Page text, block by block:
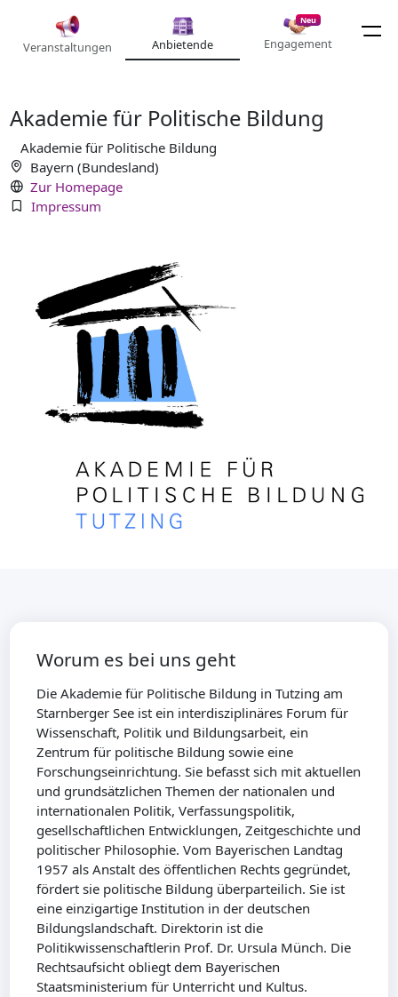
Veranstaltungen Anbietende
Neu
Engagement
Akademie für Politische Bildung
Akademie für Politische Bildung
Bayern (Bundesland)
Zur Homepage
Impressum
Worum es bei uns geht
Die Akademie für Politische Bildung in Tutzing am
Starnberger See ist ein interdisziplinäres Forum für
Wissenschaft, Politik und Bildungsarbeit, ein
Zentrum für politische Bildung sowie eine
Forschungseinrichtung. Sie befasst sich mit aktuellen
und grundsätzlichen Themen der nationalen und
internationalen Politik, Verfassungspolitik,
gesellschaftlichen Entwicklungen, Zeitgeschichte und
politischer Philosophie. Vom Bayerischen Landtag
1957 als Anstalt des öffentlichen Rechts gegründet,
fördert sie politische Bildung überparteilich. Sie ist
eine einzigartige Institution in der deutschen
Bildungslandschaft. Direktorin ist die
Politikwissenschaftlerin Prof. Dr. Ursula Münch. Die
Rechtsaufsicht obliegt dem Bayerischen
Staatsministerium für Unterricht und Kultus.